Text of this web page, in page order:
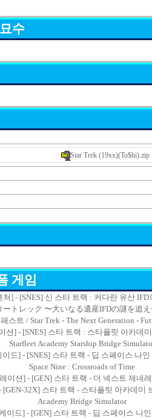
수
Star Trek (19xx)(To$hi).zip
게임
] - [SNES] 신 스타 트랙 : 커다란 유산
ートレック 〜大いなる遺産IFDの謎を追
스트 / Star Trek - The Next Generation -
션] - [SNES] 스타 트랙 : 스타플릿 아카데
Starfleet Academy Starship Bridge
드] - [SNES] 스타 트랙 - 딥 스페이스 나
Space Nine : Crossroads of Time
션] - [GEN] 스타 트랙 - 더 넥스트 제네레
32X] 스타 트랙 - 스타플릿 아카데미
Academy Bridge Simulator
드] - [GEN] 스타 트랙 - 딥 스페이스 나